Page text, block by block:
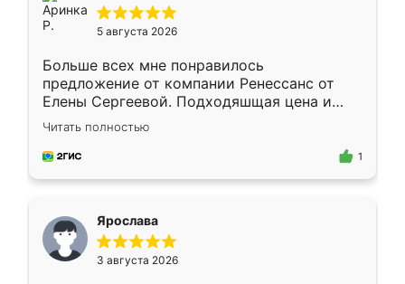
5 августа 2026
Больше всех мне понравилось
предложение от компании Ренессанс от
Елены Сергеевой. Подходяшщая цена и
короткие сроки изготовления. Приехавший
для замера сотрудник Владислав
предложил по моему эскизу самый
Читать полностью
1
Ярослава
3 августа 2026